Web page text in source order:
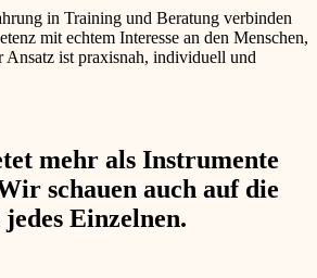
in Training und Beratung verbinden
mit echtem Interesse an den Menschen,
Ansatz ist praxisnah, individuell und
mehr als Instrumente
schauen auch auf die
Einzelnen.